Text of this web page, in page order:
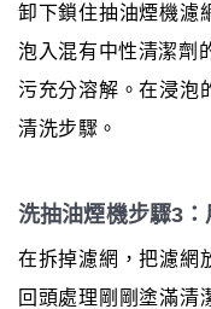
卸下鎖住抽油煙機濾
泡入混有中性清潔劑
污充分溶解。在浸泡
清洗步驟。
洗抽油煙機步驟3
在拆掉濾網，把濾網
回頭處理剛剛塗滿清